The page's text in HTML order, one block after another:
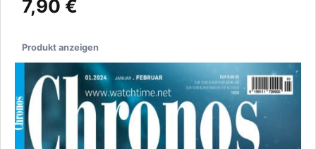
7,90 €
Produkt anzeigen